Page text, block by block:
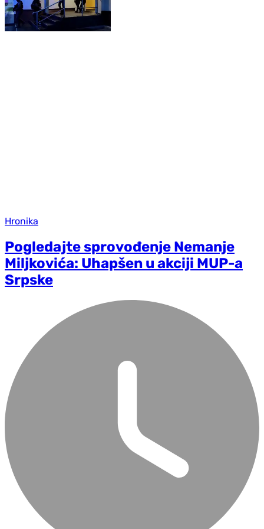
Hronika
Pogledajte sprovođenje Nemanje
Miljkovića: Uhapšen u akciji MUP-a
Srpske